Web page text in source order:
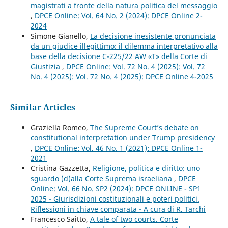
magistrati a fronte della natura politica del messaggio
, DPCE Online: Vol. 64 No. 2 (2024): DPCE Online 2-
2024
Simone Gianello, La decisione inesistente pronunciata
da un giudice illegittimo: il dilemma interpretativo alla
base della decisione C-225/22 AW «T» della Corte di
Giustizia , DPCE Online: Vol. 72 No. 4 (2025): Vol. 72
No. 4 (2025): Vol. 72 No. 4 (2025): DPCE Online 4-2025
Similar Articles
Graziella Romeo, The Supreme Court’s debate on
constitutional interpretation under Trump presidency
, DPCE Online: Vol. 46 No. 1 (2021): DPCE Online 1-
2021
Cristina Gazzetta, Religione, politica e diritto: uno
sguardo (d)alla Corte Suprema israeliana , DPCE
Online: Vol. 66 No. SP2 (2024): DPCE ONLINE - SP1
2025 - Giurisdizioni costituzionali e poteri politici.
Riflessioni in chiave comparata - A cura di R. Tarchi
Francesco Saitto, A tale of two courts. Corte